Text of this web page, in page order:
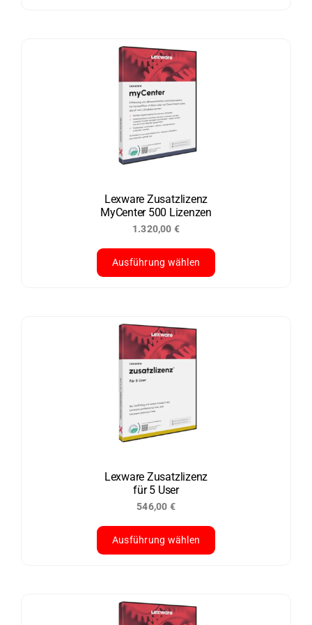
weist
mehrere
Varianten
Optionen
können
der
Produktseite
gewählt
werden
Lexware Zusatzlizenz
MyCenter 500 Lizenzen
1.320,00 €
Ausführung wählen
weist
mehrere
Varianten
Optionen
können
der
Produktseite
werden
Lexware Zusatzlizenz
für 5 User
546,00 €
Ausführung wählen
weist
mehrere